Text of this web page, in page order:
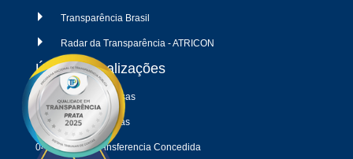
Transparência Brasil
Radar da Transparência - ATRICON
Últimas atualizações
04/08/2026 - Despesas
04/08/2026 - Receitas
04/08/2026 - Transferencia Concedida